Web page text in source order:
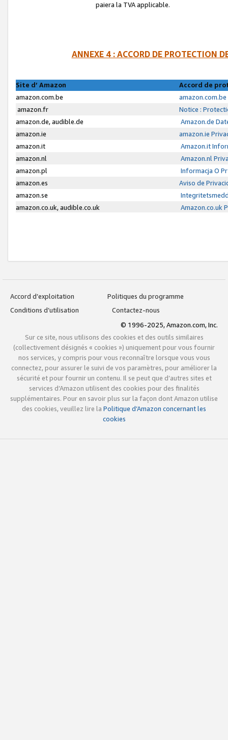
paiera la TVA applicable.
ANNEXE 4 : ACCORD DE PROTECTION
Site d’ Amazon
Accord de
amazon.com.be
amazon.fr
Notice :
amazon.de, audible.de
Amazon.de
amazon.ie
amazon.ie
amazon.it
Amazon.it
amazon.nl
Amazon.nl
amazon.pl
Informacja O
amazon.es
Aviso de
amazon.se
amazon.co.uk, audible.co.uk
Amazon.co.uk
Accord d’exploitation
Politiques du programme
Conditions d’utilisation
Contactez-nous
© 1996-2025, Amazon.com, Inc.
Sur ce site, nous utilisons des cookies et des outils similaires
(collectivement désignés « cookies ») uniquement pour vous fournir
nos services, y compris pour vous reconnaître lorsque vous vous
connectez, pour assurer le suivi de vos paramètres, pour améliorer la
sécurité et pour fournir un contenu. Il se peut que d’autres sites et
services d’Amazon utilisent des cookies pour des finalités
supplémentaires. Pour en savoir plus sur la façon dont Amazon utilise
des cookies, veuillez lire la Politique d’Amazon concernant les
cookies